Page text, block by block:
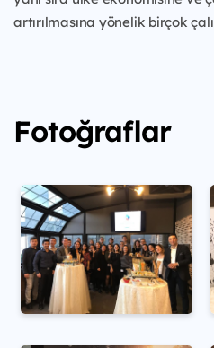
artırılmasına yönelik birçok
Fotoğraflar